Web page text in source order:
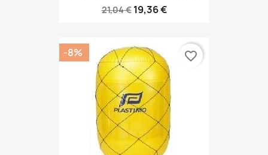
21,04 € 19,36 €
-8% favorite_border